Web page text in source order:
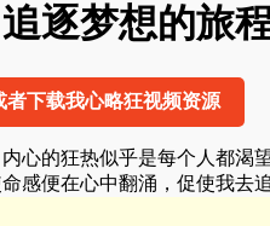
逐梦想的旅
者下载我心略狂视频资源
心的狂热似乎是每个人都渴
感便在心中翻涌，促使我去